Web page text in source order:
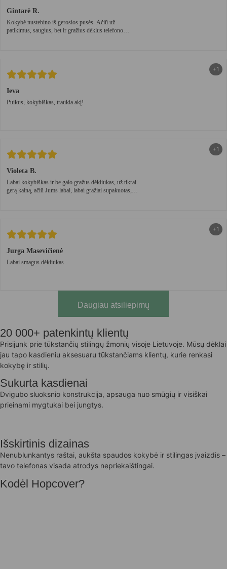
Gintarė R.
Kokybė nustebino iš gerosios pusės. Ačiū už
patikimus, saugius, bet ir gražius dėklus telefono
Ieva
Puikus, kokybiškas, traukia akį!
+1
Violeta B.
Labai kokybiškas ir be galo gražus dėkliukas, už tikrai
gerą kainą, ačiū Jums labai, labai gražiai supakuotas,
+1
Jurga Masevičienė
Labai smagus dėkliukas
+1
Daugiau atsiliepimų
20 000+ patenkintų klientų
Prisijunk prie tūkstančių stilingų žmonių visoje Lietuvoje. Mūsų dėklai
jau tapo kasdieniu aksesuaru tūkstančiams klientų, kurie renkasi
kokybę ir stilių.
Sukurta kasdienai
Dvigubo sluoksnio konstrukcija, apsauga nuo smūgių ir visiškai
prieinami mygtukai bei jungtys.
Išskirtinis dizainas
Nenublunkantys raštai, aukšta spaudos kokybė ir stilingas įvaizdis –
tavo telefonas visada atrodys nepriekaištingai.
Kodėl Hopcover?